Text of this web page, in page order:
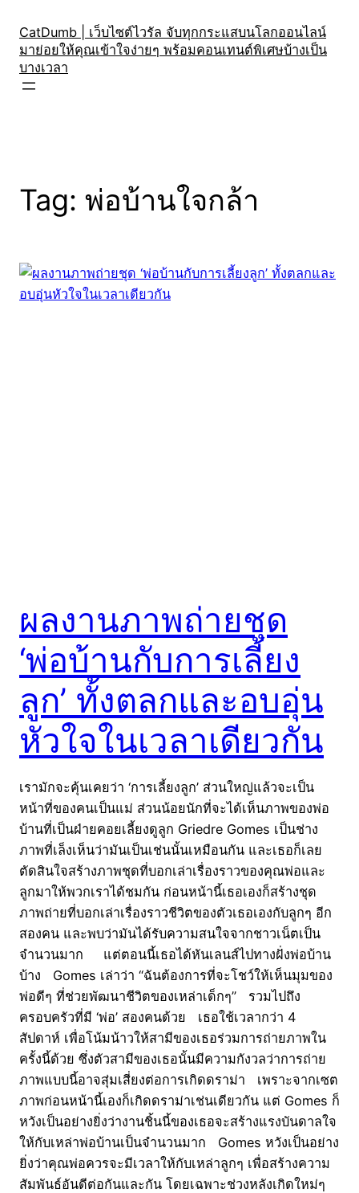
content
CatDumb | เว็บไซต์ไวรัล จับทุกกระแสบนโลกออนไลน์
มาย่อยให้คุณเข้าใจง่ายๆ พร้อมคอนเทนต์พิเศษบ้างเป็น
บางเวลา
Tag: พ่อบ้านใจกล้า
ผลงานภาพถ่ายชุด
‘พ่อบ้านกับการเลี้ยง
ลูก’ ทั้งตลกและอบอุ่น
หัวใจในเวลาเดียวกัน
เรามักจะคุ้นเคยว่า ‘การเลี้ยงลูก’ ส่วนใหญ่แล้วจะเป็น
หน้าที่ของคนเป็นแม่ ส่วนน้อยนักที่จะได้เห็นภาพของพ่อ
บ้านที่เป็นฝ่ายคอยเลี้ยงดูลูก Griedre Gomes เป็นช่าง
ภาพที่เล็งเห็นว่ามันเป็นเช่นนั้นเหมือนกัน และเธอก็เลย
ตัดสินใจสร้างภาพชุดที่บอกเล่าเรื่องราวของคุณพ่อและ
ลูกมาให้พวกเราได้ชมกัน ก่อนหน้านี้เธอเองก็สร้างชุด
ภาพถ่ายที่บอกเล่าเรื่องราวชีวิตของตัวเธอเองกับลูกๆ อีก
สองคน และพบว่ามันได้รับความสนใจจากชาวเน็ตเป็น
จำนวนมาก แต่ตอนนี้เธอได้หันเลนส์ไปทางฝั่งพ่อบ้าน
บ้าง Gomes เล่าว่า “ฉันต้องการที่จะโชว์ให้เห็นมุมของ
พ่อดีๆ ที่ช่วยพัฒนาชีวิตของเหล่าเด็กๆ” รวมไปถึง
ครอบครัวที่มี ‘พ่อ’ สองคนด้วย เธอใช้เวลากว่า 4
สัปดาห์ เพื่อโน้มน้าวให้สามีของเธอร่วมการถ่ายภาพใน
ครั้งนี้ด้วย ซึ่งตัวสามีของเธอนั้นมีความกังวลว่าการถ่าย
ภาพแบบนี้อาจสุ่มเสี่ยงต่อการเกิดดราม่า เพราะจากเซต
ภาพก่อนหน้านี้เองก็เกิดดราม่าเช่นเดียวกัน แต่ Gomes ก็
หวังเป็นอย่างยิ่งว่างานชิ้นนี้ของเธอจะสร้างแรงบันดาลใจ
ให้กับเหล่าพ่อบ้านเป็นจำนวนมาก Gomes หวังเป็นอย่าง
ยิ่งว่าคุณพ่อควรจะมีเวลาให้กับเหล่าลูกๆ เพื่อสร้างความ
สัมพันธ์อันดีต่อกันและกัน โดยเฉพาะช่วงหลังเกิดใหม่ๆ